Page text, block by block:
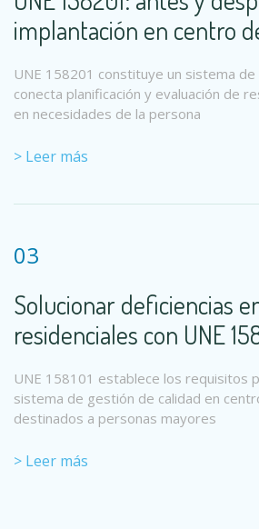
implantación en centro
UNE 158201 constituye un sistema
conecta planificación y evaluación de
en necesidades de la persona
> Leer más
03
Solucionar deficiencias
residenciales con UNE
UNE 158101 establece los requisitos
sistema de gestión de calidad en
destinados a personas mayores
> Leer más